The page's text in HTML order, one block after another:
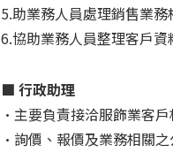
5.助業務人員處理銷售業
6.協助業務人員整理客戶
■ 行政助理
•主要負責接洽服飾業客
•詢價、報價及業務相關